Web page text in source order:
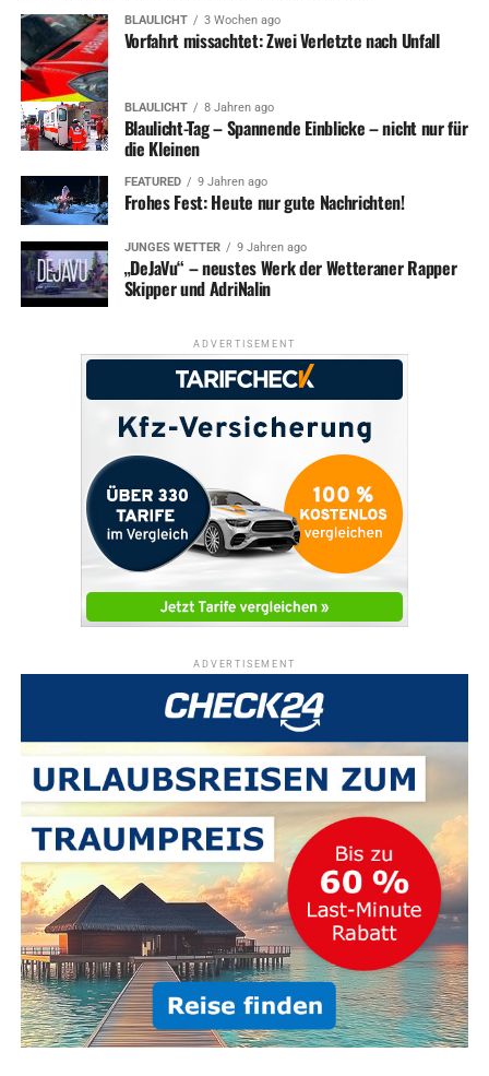
BLAULICHT 3 Wochen ago
Vorfahrt missachtet: Zwei Verletzte nach Unfall
BLAULICHT 8 Jahren ago
Blaulicht-Tag – Spannende Einblicke – nicht nur für
die Kleinen
FEATURED 9 Jahren ago
Frohes Fest: Heute nur gute Nachrichten!
JUNGES WETTER 9 Jahren ago
„DeJaVu“ – neustes Werk der Wetteraner Rapper
Skipper und AdriNalin
ADVERTISEMENT
ADVERTISEMENT